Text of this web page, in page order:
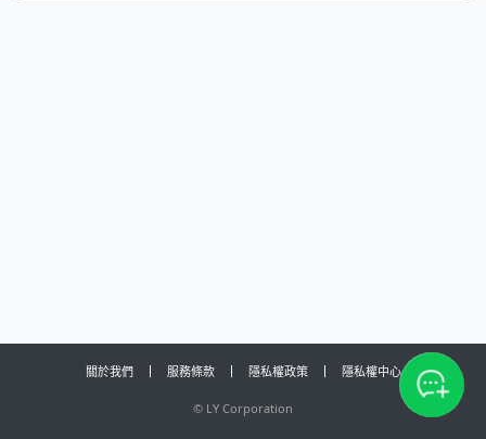
關於我們 服務條款 隱私權政策 隱私權中心
© LY Corporation